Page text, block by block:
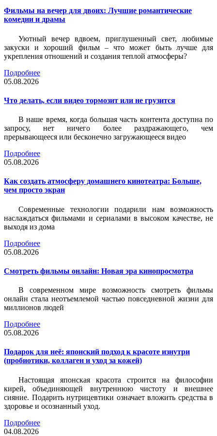
Фильмы на вечер для двоих: Лучшие романтические
комедии и драмы
Уютный вечер вдвоем, приглушенный свет, любимые
закуски и хороший фильм – что может быть лучше для
укрепления отношений и создания теплой атмосферы?
Подробнее
05.08.2026
Что делать, если видео тормозит или не грузится
В наше время, когда большая часть контента доступна по
запросу, нет ничего более раздражающего, чем
прерывающееся или бесконечно загружающееся видео
Подробнее
05.08.2026
Как создать атмосферу домашнего кинотеатра: Больше,
чем просто экран
Современные технологии подарили нам возможность
наслаждаться фильмами и сериалами в высоком качестве, не
выходя из дома
Подробнее
05.08.2026
Смотреть фильмы онлайн: Новая эра кинопросмотра
В современном мире возможность смотреть фильмы
онлайн стала неотъемлемой частью повседневной жизни для
миллионов людей
Подробнее
05.08.2026
Подарок для неё: японский подход к красоте изнутри
(пробиотики, коллаген и уход за кожей)
Настоящая японская красота строится на философии
кирей, объединяющей внутреннюю чистоту и внешнее
сияние. Подарить нутрицевтики означает вложить средства в
здоровье и осознанный уход.
Подробнее
04.08.2026